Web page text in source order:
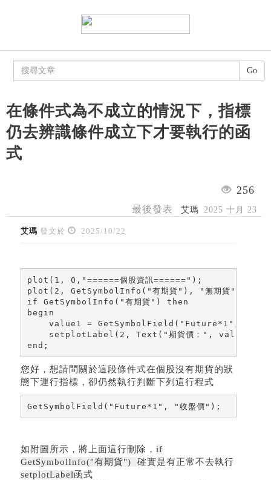
在條件式為不成立的情況下，指標
仍去辨識條件成立下才要執行的函
式
256
最後發表 艾瑪 2025 十月 23
艾瑪 發文於 2025/10/22
plot(1, 0,"======個股資訊======");
plot(2, GetSymbolInfo("有期貨"), "無期貨");
if GetSymbolInfo("有期貨") then
begin
value1 = GetSymbolField("Future*1", "收盤
    setplotLabel(2, Text("期貨價：", value1));
end;
您好，想請問關於這段條件式在個股沒有期貨的狀
態下運行指標，卻仍然執行判斷下列這行程式
GetSymbolField("Future*1", "收盤價");
如附圖所示，將上面這行刪除， if
GetSymbolInfo("有期貨") 確實是有正常不去執行
setplotLabel函式
Go